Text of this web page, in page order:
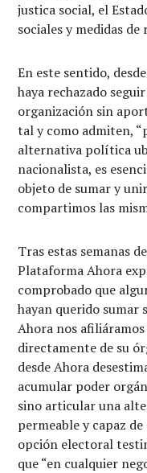
justica social, el
sociales y medidas
En este sentido,
haya rechazado
organización sin
tal y como admiten,
alternativa política
nacionalista, es
objeto de sumar y
compartimos las
Tras estas semanas
Plataforma Ahora
comprobado que
hayan querido sumar
Ahora nos
directamente de su
desde Ahora
acumular poder
sino articular una
permeable y capaz
opción electoral
que “en cualquier